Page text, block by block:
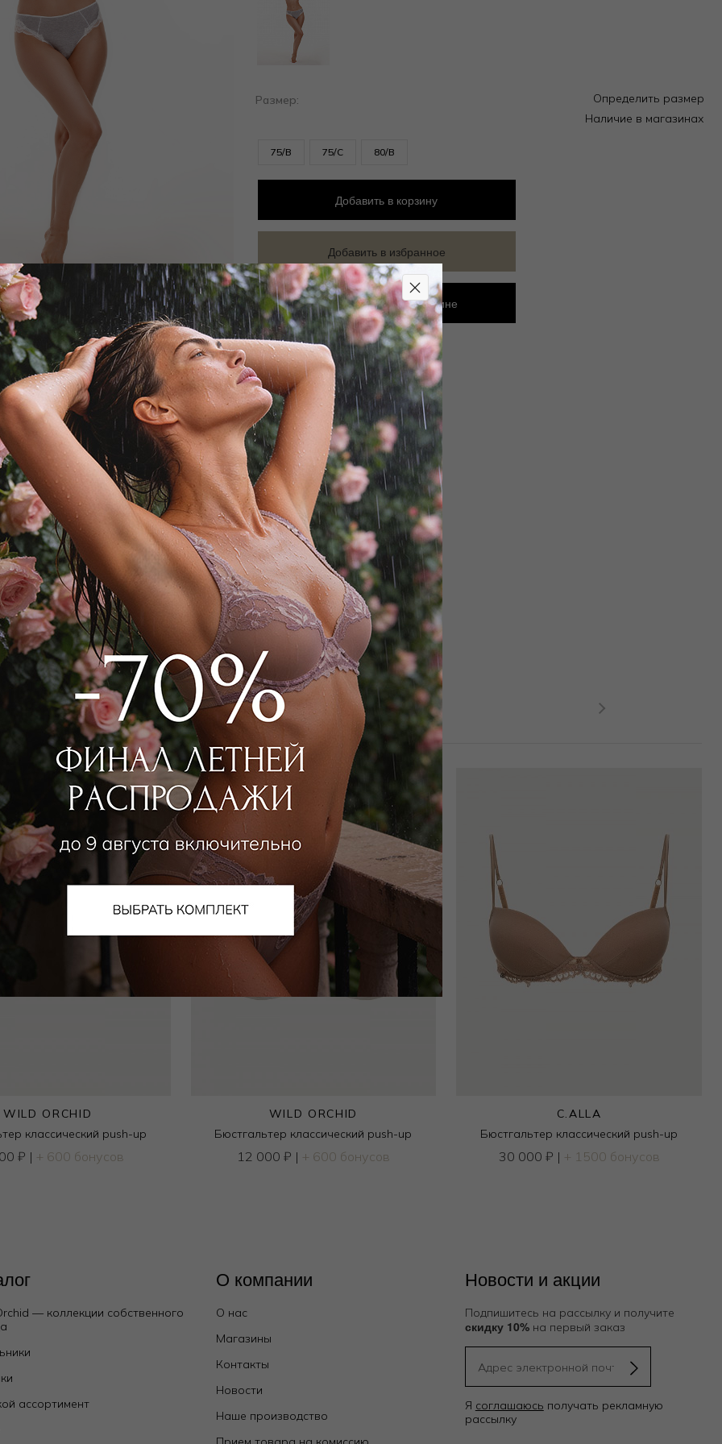
пушап – сочетание нежного гладкого
айвори. Создает эффект роскошного
каждый день. Кружевные вставки
добавляю нотку женственности.
грудь, создавая красивый
up 3044F1175
Размер:
Определить размер
Наличие в магазинах
75/B 75/C 80/B
Добавить в корзину
Добавить в избранное
Забронировать в магазине
WILD ORCHID
классический push-up
₽ | + 600 бонусов
WILD ORCHID
Бюстгальтер классический push-up
12 000 ₽ | + 600 бонусов
C.ALLA
Бюстгальтер классический push-up
30 000 ₽ | + 1500 бонусов
— коллекции собственного
ассортимент
О компании
О нас
Магазины
Контакты
Новости
Наше производство
Новости и акции
Подпишитесь на рассылку и получите
скидку 10%на первый заказ
Я соглашаюсь получать рекламную
рассылку